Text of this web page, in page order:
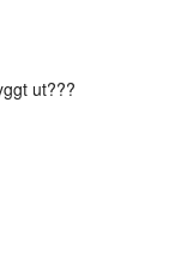
ut???